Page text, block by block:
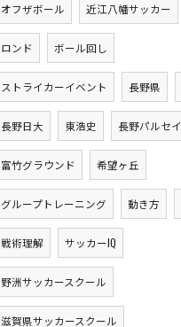
オフザボール 近江八幡サッカー
ロンド ボール回し
ストライカーイベント 長野県
長野日大 東浩史 長野パルセ
富竹グラウンド 希望ヶ丘
グループトレーニング 動き方
戦術理解 サッカーIQ
野洲サッカースクール
滋賀県サッカースクール